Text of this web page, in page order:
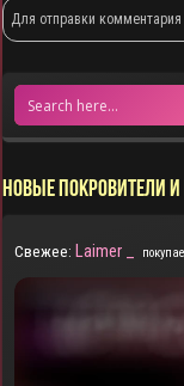
Для отправки
НОВЫЕ ПОКРОВИТЕЛИ
Свежее: Laimer _